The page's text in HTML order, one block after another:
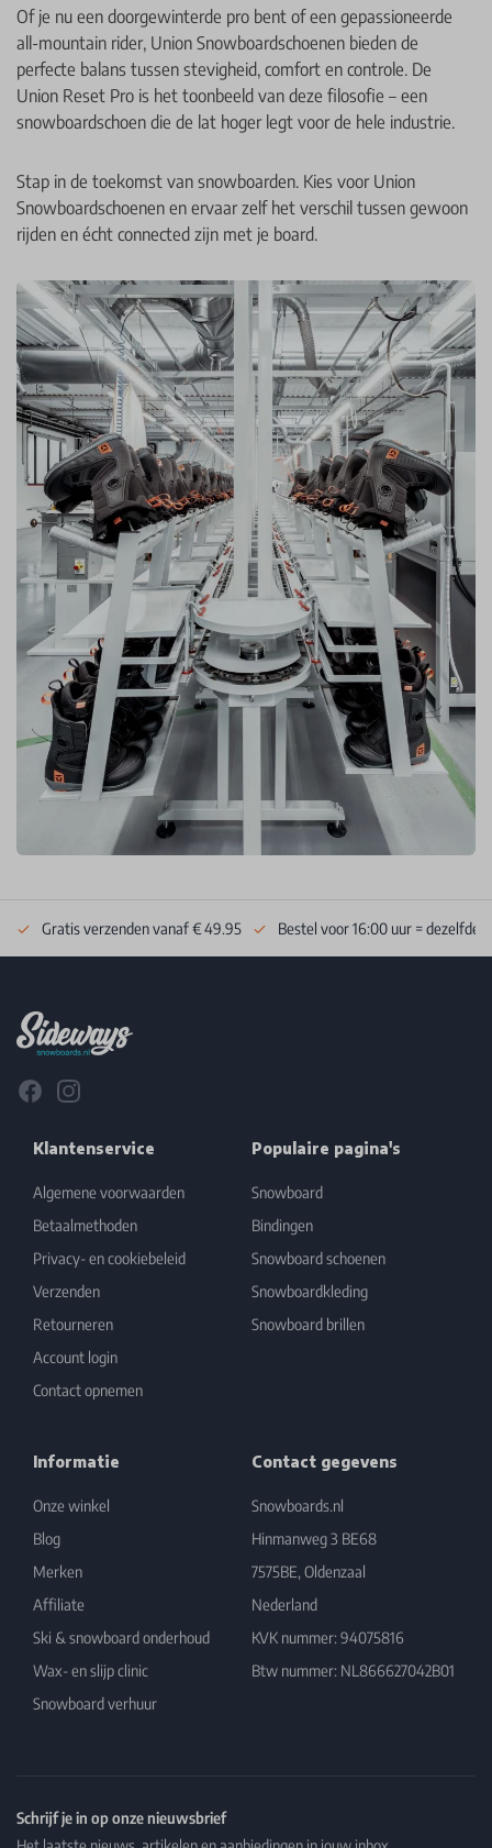
Of je nu een doorgewinterde pro bent of een gepassioneerde
all-mountain rider, Union Snowboardschoenen bieden de
perfecte balans tussen stevigheid, comfort en controle. De
Union Reset Pro is het toonbeeld van deze filosofie – een
snowboardschoen die de lat hoger legt voor de hele industrie.
Stap in de toekomst van snowboarden. Kies voor Union
Snowboardschoenen en ervaar zelf het verschil tussen gewoon
rijden en écht connected zijn met je board.
Gratis verzenden vanaf € 49.95 Bestel voor 16:00 uur = dezelfde
FacebookInstagram
Klantenservice
Algemene voorwaarden
Betaalmethoden
Privacy- en cookiebeleid
Verzenden
Retourneren
Account login
Contact opnemen
Populaire pagina's
Snowboard
Bindingen
Snowboard schoenen
Snowboardkleding
Snowboard brillen
Informatie
Onze winkel
Blog
Merken
Affiliate
Ski & snowboard onderhoud
Wax- en slijp clinic
Snowboard verhuur
Contact gegevens
Snowboards.nl
Hinmanweg 3 BE68
7575BE, Oldenzaal
Nederland
KVK nummer: 94075816
Btw nummer: NL866627042B01
Schrijf je in op onze nieuwsbrief